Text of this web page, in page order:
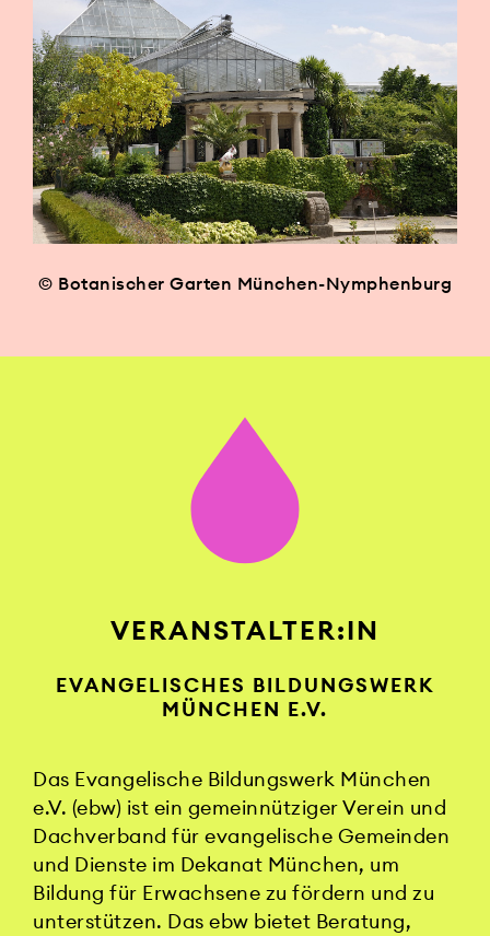
© Botanischer Garten München-Nymphenburg
VERANSTALTER:IN
EVANGELISCHES BILDUNGSWERK
MÜNCHEN E.V.
Das Evangelische Bildungswerk München
e.V. (ebw) ist ein gemeinnütziger Verein und
Dachverband für evangelische Gemeinden
und Dienste im Dekanat München, um
Bildung für Erwachsene zu fördern und zu
unterstützen. Das ebw bietet Beratung,